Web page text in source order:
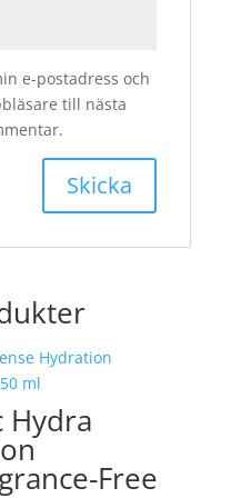
e-postadress och
till nästa
Hydra
Free